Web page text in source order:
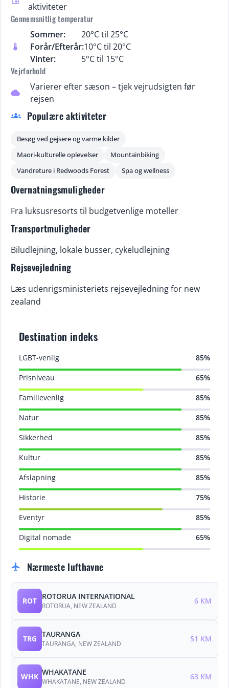
aktiviteter
Gennemsnitlig temperatur
thermostat
Sommer:
20°C til 25°C
Forår/Efterår:10°C til 20°C
Vinter:
5°C til 15°C
Vejrforhold
cloud
Varierer efter sæson – tjek vejrudsigten før
rejsen
groups Populære aktiviteter
Besøg ved gejsere og varme kilder
Maori-kulturelle oplevelser
Mountainbiking
Vandreture i Redwoods Forest
Spa og wellness
Overnatningsmuligheder
Fra luksusresorts til budgetvenlige moteller
Transportmuligheder
Biludlejning, lokale busser, cykeludlejning
Rejsevejledning
Læs udenrigsministeriets rejsevejledning for new
zealand
Destination indeks
LGBT-venlig 85%
Prisniveau 65%
Familievenlig 85%
Natur 85%
Sikkerhed 85%
Kultur 85%
Afslapning 85%
Historie 75%
Eventyr 85%
Digital nomade 65%
flight Nærmeste lufthavne
ROT ROTORUA INTERNATIONAL
ROTORUA, NEW ZEALAND
6 KM
TRG TAURANGA
TAURANGA, NEW ZEALAND
51 KM
WHK WHAKATANE
WHAKATANE, NEW ZEALAND
63 KM